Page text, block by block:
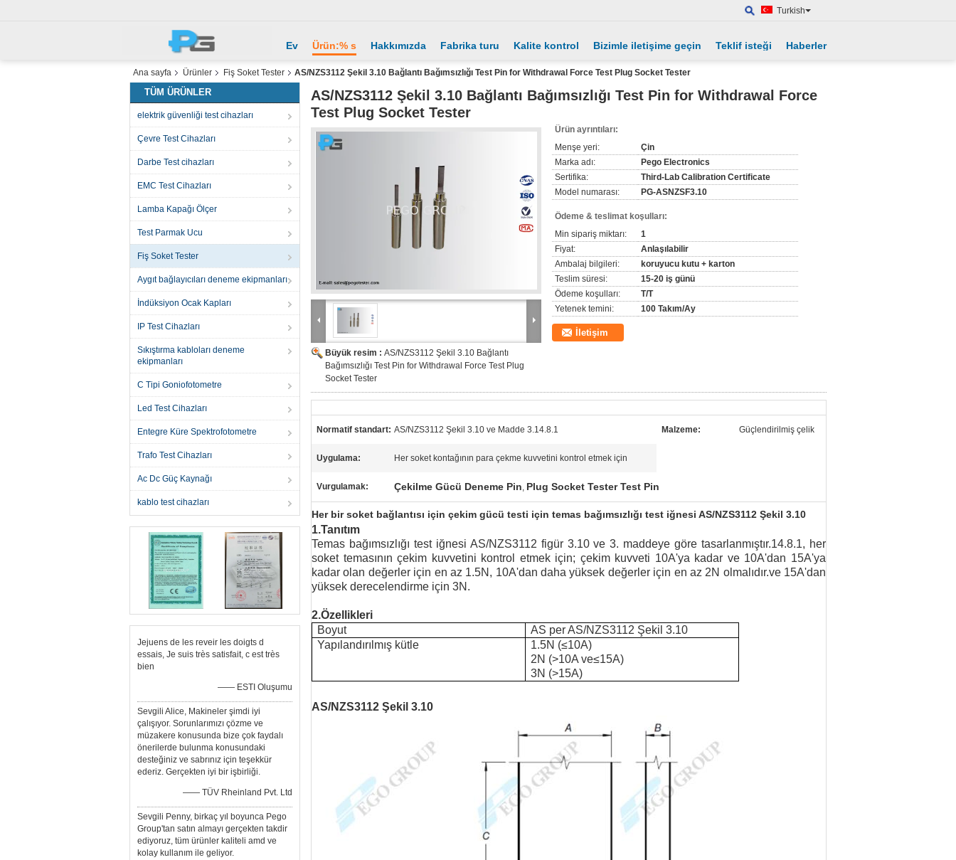
Turkish
Ev Ürün:% s Hakkımızda Fabrika turu Kalite kontrol Bizimle iletişime geçin Teklif isteği Haberler
Ana sayfa Ürünler Fiş Soket Tester AS/NZS3112 Şekil 3.10 Bağlantı Bağımsızlığı Test Pin for Withdrawal Force Test Plug Socket Tester
TÜM ÜRÜNLER
elektrik güvenliği test cihazları
Çevre Test Cihazları
Darbe Test cihazları
EMC Test Cihazları
Lamba Kapağı Ölçer
Test Parmak Ucu
Fiş Soket Tester
Aygıt bağlayıcıları deneme ekipmanları
İndüksiyon Ocak Kapları
IP Test Cihazları
Sıkıştırma kabloları deneme
ekipmanları
C Tipi Goniofotometre
Led Test Cihazları
Entegre Küre Spektrofotometre
Trafo Test Cihazları
Ac Dc Güç Kaynağı
kablo test cihazları
Jejuens de les reveir les doigts d
essais, Je suis très satisfait, c est très
bien
—— ESTI Oluşumu
Sevgili Alice, Makineler şimdi iyi
çalışıyor. Sorunlarımızı çözme ve
müzakere konusunda bize çok faydalı
önerilerde bulunma konusundaki
desteğiniz ve sabrınız için teşekkür
ederiz. Gerçekten iyi bir işbirliği.
—— TÜV Rheinland Pvt. Ltd
Sevgili Penny, birkaç yıl boyunca Pego
Group'tan satın almayı gerçekten takdir
ediyoruz, tüm ürünler kaliteli amd ve
kolay kullanım ile geliyor.
AS/NZS3112 Şekil 3.10 Bağlantı Bağımsızlığı Test Pin for Withdrawal Force
Test Plug Socket Tester
Büyük resim : AS/NZS3112 Şekil 3.10 Bağlantı
Bağımsızlığı Test Pin for Withdrawal Force Test Plug
Socket Tester
Ürün ayrıntıları:
Menşe yeri:
Çin
Marka adı:
Pego Electronics
Sertifika:
Third-Lab Calibration Certificate
Model numarası:
PG-ASNZSF3.10
Ödeme & teslimat koşulları:
Min sipariş miktarı:
1
Fiyat:
Anlaşılabilir
Ambalaj bilgileri:
koruyucu kutu + karton
Teslim süresi:
15-20 iş günü
Ödeme koşulları:
T/T
Yetenek temini:
100 Takım/Ay
İletişim
Normatif standart: AS/NZS3112 Şekil 3.10 ve Madde 3.14.8.1 Malzeme: Güçlendirilmiş çelik
Uygulama: Her soket kontağının para çekme kuvvetini kontrol etmek için
Vurgulamak: Çekilme Gücü Deneme Pin, Plug Socket Tester Test Pin
Her bir soket bağlantısı için çekim gücü testi için temas bağımsızlığı test iğnesi AS/NZS3112 Şekil 3.10
1.Tanıtım
Temas bağımsızlığı test iğnesi AS/NZS3112 figür 3.10 ve 3. maddeye göre tasarlanmıştır.14.8.1, her
soket temasının çekim kuvvetini kontrol etmek için; çekim kuvveti 10A'ya kadar ve 10A'dan 15A'ya
kadar olan değerler için en az 1.5N, 10A'dan daha yüksek değerler için en az 2N olmalıdır.ve 15A'dan
yüksek derecelendirme için 3N.
2.Özellikleri
Boyut
AS per AS/NZS3112 Şekil 3.10
Yapılandırılmış kütle
1.5N (≤10A)
2N (>10A ve≤15A)
3N (>15A)
AS/NZS3112 Şekil 3.10